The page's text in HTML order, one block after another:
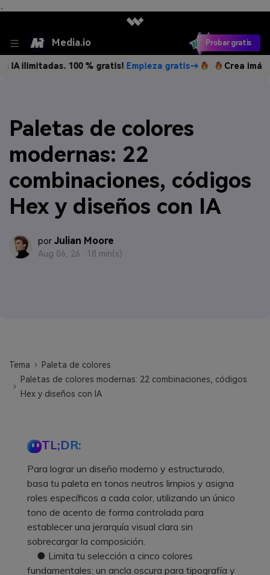
、
Media.io Probar gratis
100 % gratis!Empieza gratis→ Crea imágenes IA
Paletas de colores
modernas: 22
combinaciones, códigos
Hex y diseños con IA
por Julian Moore
Aug 06, 26 · 18 min(s)
Tema
Paleta de colores
Paletas de colores modernas: 22 combinaciones, códigos
Hex y diseños con IA
TL;DR:
Para lograr un diseño moderno y estructurado,
basa tu paleta en tonos neutros limpios y asigna
roles específicos a cada color, utilizando un único
tono de acento de forma controlada para
establecer una jerarquía visual clara sin
sobrecargar la composición.
● Limita tu selección a cinco colores
fundamentales: un ancla oscura para tipografía y